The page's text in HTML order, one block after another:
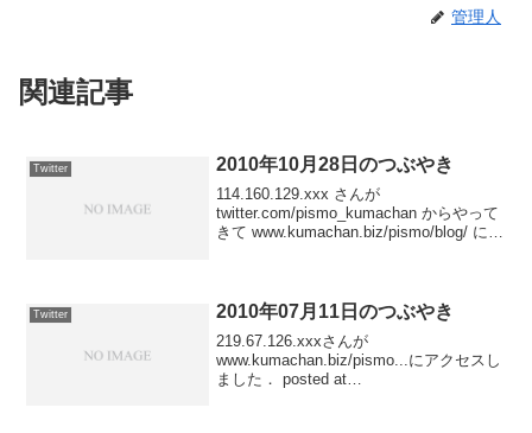
管理人
関連記事
Twitter 2010年10月28日のつぶやき
114.160.129.xxx さんが
twitter.com/pismo_kumachan からやって
きて www.kumachan.biz/pismo/blog/ にア
Twitter 2010年07月11日のつぶやき
219.67.126.xxxさんが
www.kumachan.biz/pismo...にアクセスし
ました． posted at